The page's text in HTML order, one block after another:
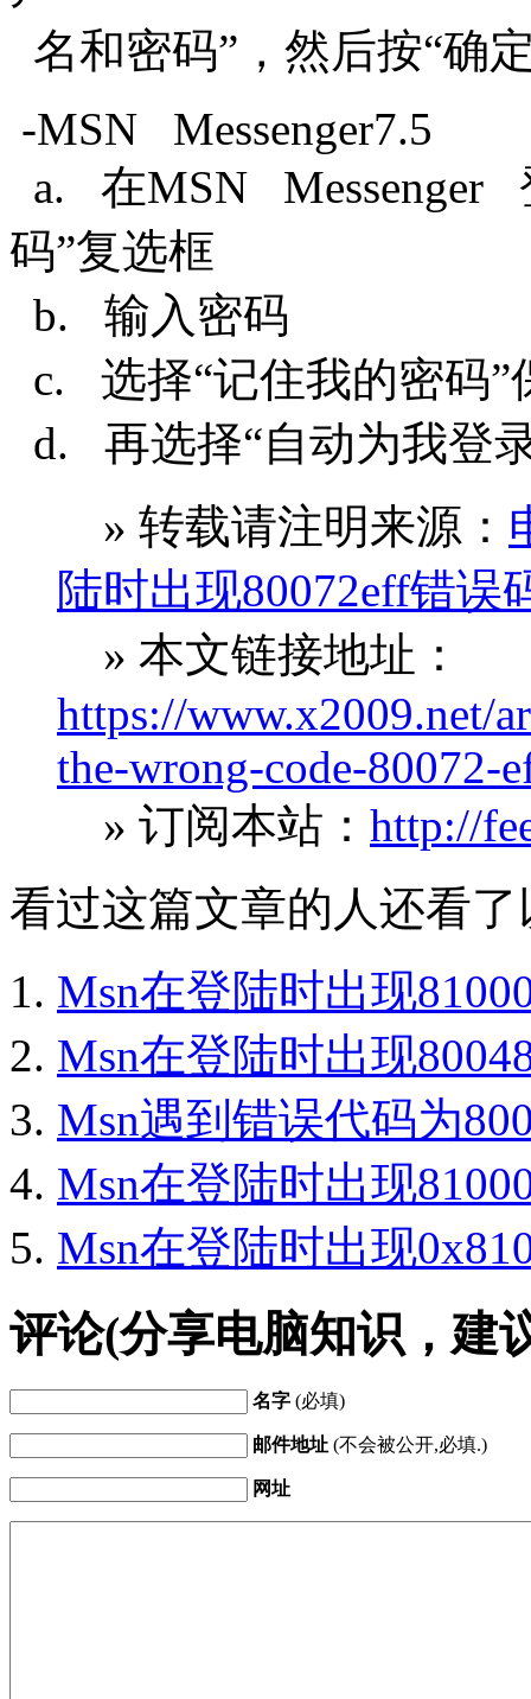
名和密码”，然后按“确
-MSN Messenger7.5
a. 在MSN Messenger
码”复选框
b. 输入密码
c. 选择“记住我的密码
d. 再选择“自动为我登
» 转载请注明来源：
陆时出现80072eff错误
» 本文链接地址：
https://www.x2009.net/
the-wrong-code-80072-
» 订阅本站： http://
看过这篇文章的人还看
Msn在登陆时出现
Msn在登陆时出现
Msn遇到错误代码为
Msn在登陆时出现
Msn在登陆时出现
评论(分享电脑知识，建
名字 (必填)
邮件地址 (不会被公开,必填.)
网址